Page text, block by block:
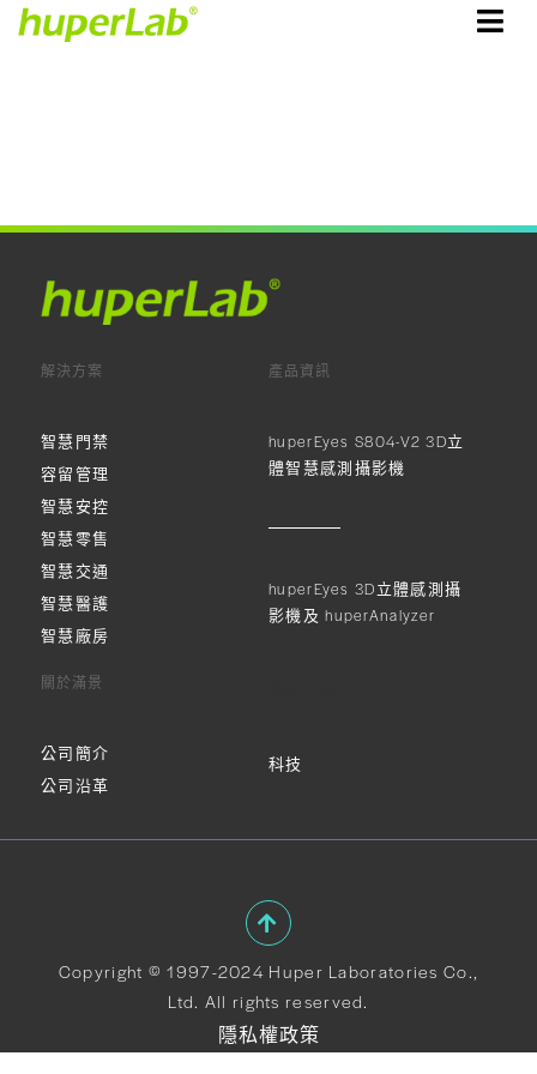
解決方案
智慧門禁
容留管理
智慧安控
智慧零售
智慧交通
智慧醫護
智慧廠房
產品資訊
huperEyes S804-V2 3D立
體智慧感測攝影機
huperEyes 3D立體感測攝
影機及 huperAnalyzer
關於滿景
公司簡介
公司沿革
科技
隱私權政策
Copyright © 1997-2024 Huper Laboratories Co.,
Ltd. All rights reserved.